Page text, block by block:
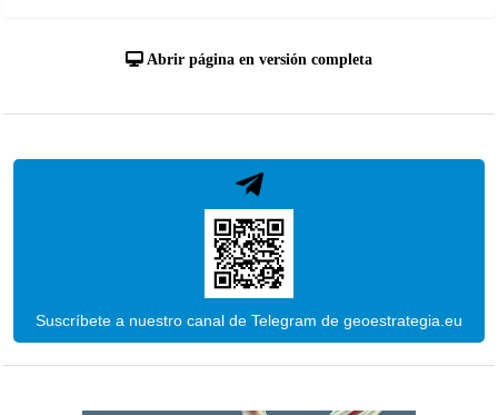
Abrir página en versión completa
Suscríbete a nuestro canal de Telegram de geoestrategia.eu